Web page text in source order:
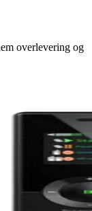
overlevering og